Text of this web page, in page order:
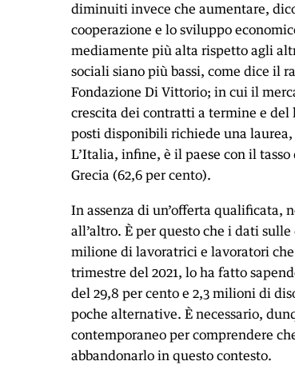
diminuiti invece che aumentare,
cooperazione e lo sviluppo
mediamente più alta rispetto agli
sociali siano più bassi, come dice il
Fondazione Di Vittorio; in cui il
crescita dei contratti a termine e
posti disponibili richiede una
L’Italia, infine, è il paese con il
Grecia (62,6 per cento).
In assenza di un’offerta qualificata,
all’altro. È per questo che i dati
milione di lavoratrici e lavoratori
trimestre del 2021, lo ha fatto
del 29,8 per cento e 2,3 milioni di
poche alternative. È necessario,
contemporaneo per comprendere
abbandonarlo in questo contesto.